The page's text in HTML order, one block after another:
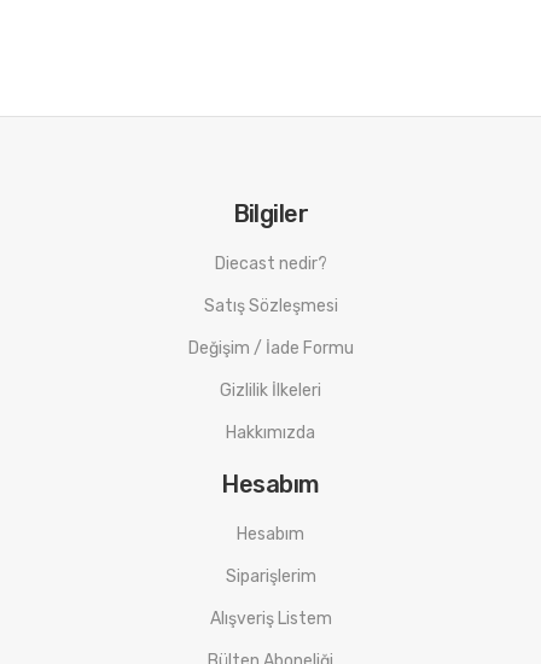
Bilgiler
Diecast nedir?
Satış Sözleşmesi
Değişim / İade Formu
Gizlilik İlkeleri
Hakkımızda
Hesabım
Hesabım
Siparişlerim
Alışveriş Listem